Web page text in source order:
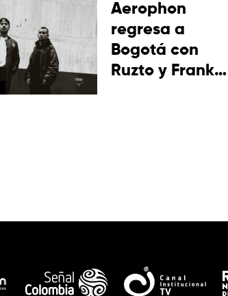
Aerophon
regresa a
Bogotá con
Ruzto y Frank